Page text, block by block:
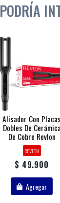
Alisador Con Placas
Dobles De Cerámica
De Cobre Revlon
REVLON
$ 49.900
Agregar